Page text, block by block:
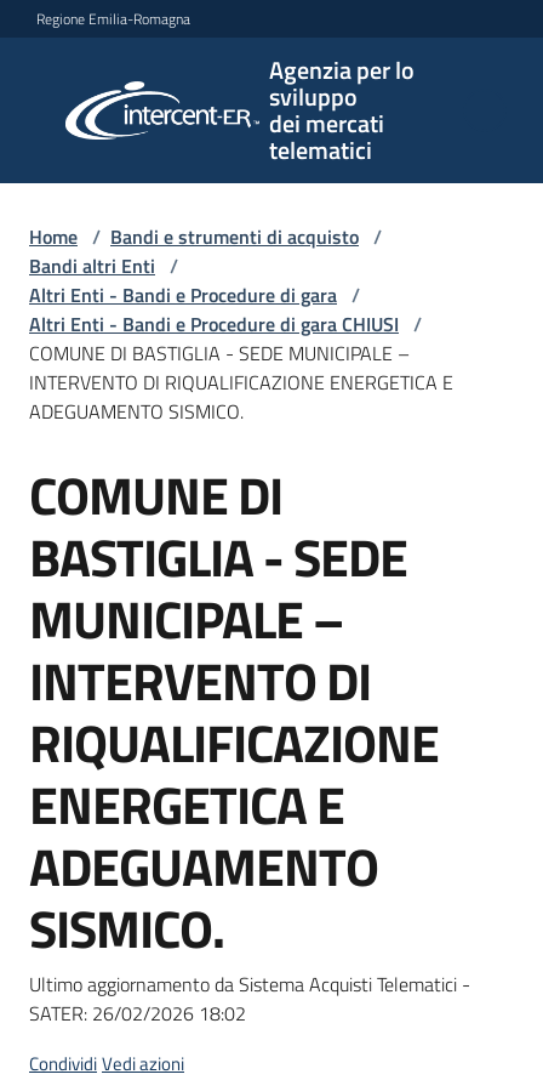
Vai al contenuto
Vai alla navigazione
Vai al footer
Regione Emilia-Romagna
Agenzia per lo
sviluppo
dei mercati
telematici
per lo
sviluppo
telematici
L'Agenzia
e
strumenti
acquisto
Supporto
Piattaforme
telematiche
site
Home / Bandi e strumenti di acquisto /
Bandi altri Enti /
Altri Enti - Bandi e Procedure di gara /
Altri Enti - Bandi e Procedure di gara CHIUSI /
COMUNE DI BASTIGLIA - SEDE MUNICIPALE –
INTERVENTO DI RIQUALIFICAZIONE ENERGETICA E
ADEGUAMENTO SISMICO.
Salta al contenuto
COMUNE DI
BASTIGLIA - SEDE
MUNICIPALE –
INTERVENTO DI
RIQUALIFICAZIONE
ENERGETICA E
ADEGUAMENTO
SISMICO.
Ultimo aggiornamento da Sistema Acquisti Telematici -
SATER: 26/02/2026 18:02
CondividiVedi azioni